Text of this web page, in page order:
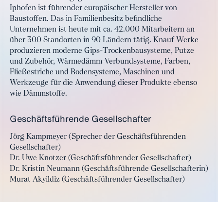
Iphofen ist führender europäischer Hersteller von
Baustoffen. Das in Familienbesitz befindliche
Unternehmen ist heute mit ca. 42.000 Mitarbeitern an
über 300 Standorten in 90 Ländern tätig. Knauf Werke
produzieren moderne Gips-Trockenbausysteme, Putze
und Zubehör, Wärmedämm-Verbundsysteme, Farben,
Fließestriche und Bodensysteme, Maschinen und
Werkzeuge für die Anwendung dieser Produkte ebenso
wie Dämmstoffe.
Geschäftsführende Gesellschafter
Jörg Kampmeyer (Sprecher der Geschäftsführenden
Gesellschafter)
Dr. Uwe Knotzer (Geschäftsführender Gesellschafter)
Dr. Kristin Neumann (Geschäftsführende Gesellschafterin)
Murat Akyildiz (Geschäftsführender Gesellschafter)